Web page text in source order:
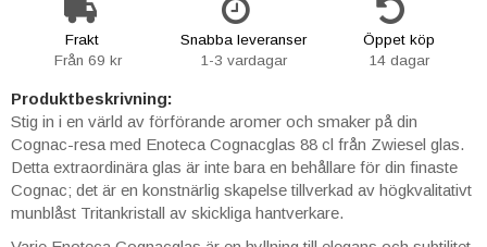
Frakt
Från 69 kr
Snabba leveranser
1-3 vardagar
Öppet köp
14 dagar
Produktbeskrivning:
Stig in i en värld av förförande aromer och smaker på din
Cognac-resa med Enoteca Cognacglas 88 cl från Zwiesel glas.
Detta extraordinära glas är inte bara en behållare för din finaste
Cognac; det är en konstnärlig skapelse tillverkad av högkvalitativt
munblåst Tritankristall av skickliga hantverkare.